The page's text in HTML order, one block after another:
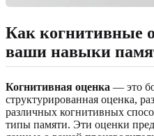
Как когнитивные
ваши навыки
Когнитивная оценка — это
структурированная оценка,
различных когнитивных
типы памяти. Эти оценки